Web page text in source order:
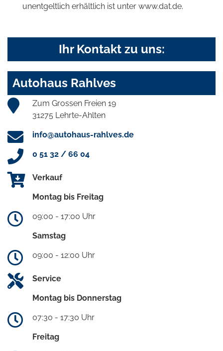
unentgeltlich erhältlich ist unter www.dat.de.
Ihr Kontakt zu uns:
Autohaus Rahlves
Zum Grossen Freien 19
31275 Lehrte-Ahlten
info@autohaus-rahlves.de
0 51 32 / 66 04
Verkauf
Montag bis Freitag
09:00 - 17:00 Uhr
Samstag
09:00 - 12:00 Uhr
Service
Montag bis Donnerstag
07:30 - 17:30 Uhr
Freitag